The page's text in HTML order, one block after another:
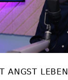
ANGST LEBEN